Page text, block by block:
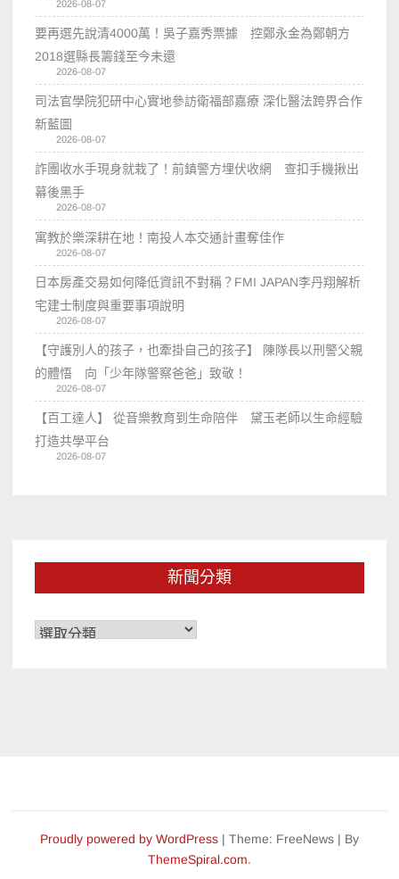
2026-08-07
要再選先說清4000萬！吳子嘉秀票據 控鄭永金為鄭朝方
2018選縣長籌錢至今未還
2026-08-07
司法官學院犯研中心實地參訪衛福部嘉療 深化醫法跨界合作
新藍圖
2026-08-07
詐團收水手現身就栽了！前鎮警方埋伏收網 查扣手機揪出
幕後黑手
2026-08-07
寓教於樂深耕在地！南投人本交通計畫奪佳作
2026-08-07
日本房產交易如何降低資訊不對稱？FMI JAPAN李丹翔解析
宅建士制度與重要事項說明
2026-08-07
【守護別人的孩子，也牽掛自己的孩子】 陳隊長以刑警父親
的體悟 向「少年隊警察爸爸」致敬！
2026-08-07
【百工達人】 從音樂教育到生命陪伴 黛玉老師以生命經驗
打造共學平台
2026-08-07
新聞分類
新
Proudly powered by WordPress | Theme: FreeNews | By
ThemeSpiral.com.